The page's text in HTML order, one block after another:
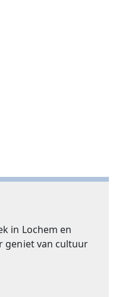
in Lochem en
geniet van cultuur